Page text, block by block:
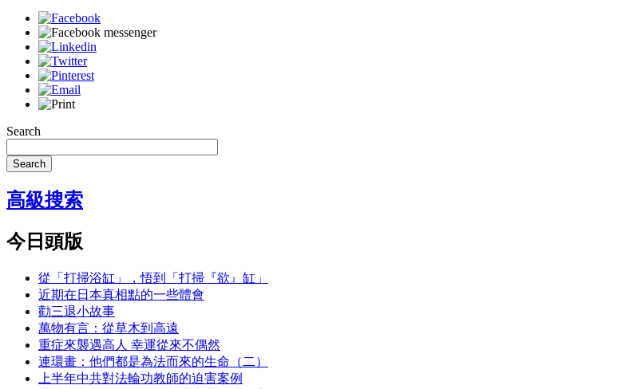
Search
Search
高級搜索
今日頭版
從「打掃浴缸」，悟到「打掃『欲』缸」
近期在日本真相點的一些體會
勸三退小故事
萬物有言：從草木到高遠
重症來襲遇高人 幸運從來不偶然
連環畫：他們都是為法而來的生命（二）
上半年中共對法輪功教師的迫害案例